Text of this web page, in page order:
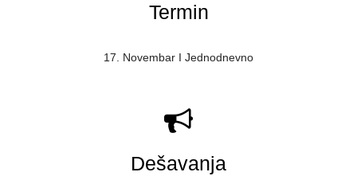
Termin
17. Novembar I Jednodnevno
Dešavanja